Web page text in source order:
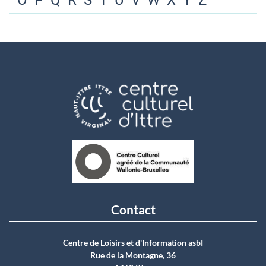
Contact
Centre de Loisirs et d'Information asbI
Rue de la Montagne, 36